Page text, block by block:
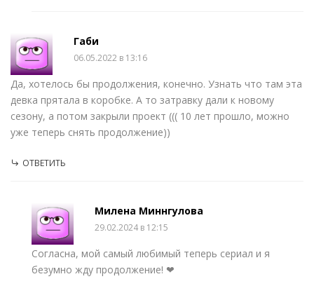
Габи
06.05.2022 в 13:16
Да, хотелось бы продолжения, конечно. Узнать что там эта
девка прятала в коробке. А то затравку дали к новому
сезону, а потом закрыли проект ((( 10 лет прошло, можно
уже теперь снять продолжение))
ОТВЕТИТЬ
Милена Миннгулова
29.02.2024 в 12:15
Согласна, мой самый любимый теперь сериал и я
безумно жду продолжение! ❤